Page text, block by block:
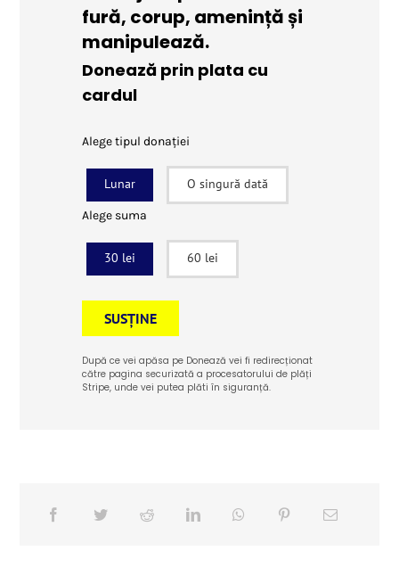
fură, corup, amenință și
manipulează.
Donează prin plata cu
cardul
Alege tipul donației
Lunar O singură dată
Alege suma
30 lei 60 lei
SUSȚINE
După ce vei apăsa pe Donează vei fi redirecționat
către pagina securizată a procesatorului de plăți
Stripe, unde vei putea plăti în siguranță.